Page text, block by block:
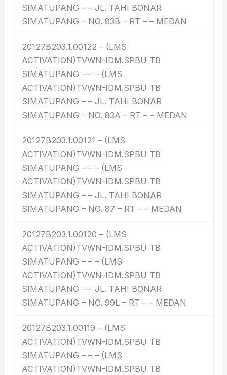
SIMATUPANG – – JL. TAHI BONAR
SIMATUPANG – NO. 83B – RT – – MEDAN
20127B203.1.00122 – (LMS
ACTIVATION)TVWN-IDM.SPBU TB
SIMATUPANG – – – (LMS
ACTIVATION)TVWN-IDM.SPBU TB
SIMATUPANG – – JL. TAHI BONAR
SIMATUPANG – NO. 83A – RT – – MEDAN
20127B203.1.00121 – (LMS
ACTIVATION)TVWN-IDM.SPBU TB
SIMATUPANG – – – (LMS
ACTIVATION)TVWN-IDM.SPBU TB
SIMATUPANG – – JL. TAHI BONAR
SIMATUPANG – NO. 87 – RT – – MEDAN
20127B203.1.00120 – (LMS
ACTIVATION)TVWN-IDM.SPBU TB
SIMATUPANG – – – (LMS
ACTIVATION)TVWN-IDM.SPBU TB
SIMATUPANG – – JL. TAHI BONAR
SIMATUPANG – NO. 99L – RT – – MEDAN
20127B203.1.00119 – (LMS
ACTIVATION)TVWN-IDM.SPBU TB
SIMATUPANG – – – (LMS
ACTIVATION)TVWN-IDM.SPBU TB